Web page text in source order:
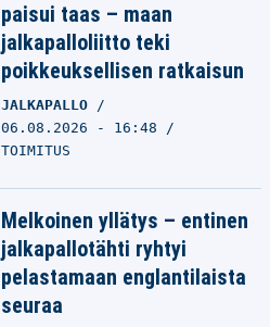
paisui taas – maan
jalkapalloliitto teki
poikkeuksellisen ratkaisun
JALKAPALLO
06.08.2026 - 16:48
TOIMITUS
Melkoinen yllätys – entinen
jalkapallotähti ryhtyi
pelastamaan englantilaista
seuraa